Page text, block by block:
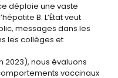
déploie une vaste
B. L’État veut
messages dans les
les collèges et
2023), nous évaluons
vaccinaux